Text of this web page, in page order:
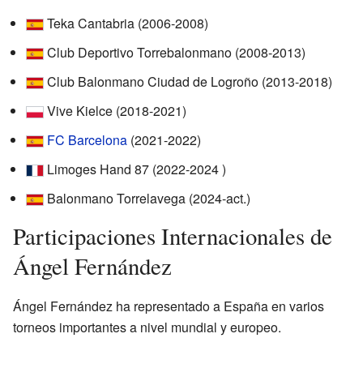
Teka Cantabria (2006-2008)
Club Deportivo Torrebalonmano (2008-2013)
Club Balonmano Ciudad de Logroño (2013-2018)
Vive Kielce (2018-2021)
FC Barcelona (2021-2022)
Limoges Hand 87 (2022-2024 )
Balonmano Torrelavega (2024-act.)
Participaciones Internacionales de
Ángel Fernández
Ángel Fernández ha representado a España en varios
torneos importantes a nivel mundial y europeo.